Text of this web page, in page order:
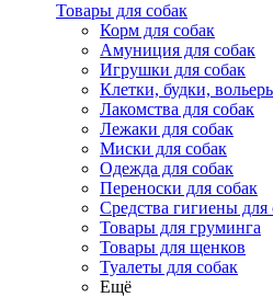
Товары для собак
Корм для собак
Амуниция для собак
Игрушки для собак
Клетки, будки,
Лакомства для собак
Лежаки для собак
Миски для собак
Одежда для собак
Переноски для собак
Средства гигиены для
Товары для груминга
Товары для щенков
Туалеты для собак
Ещё